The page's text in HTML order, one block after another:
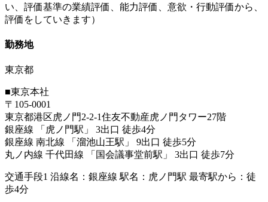
い、評価基準の業績評価、能力評価、意欲・行動評価から、
評価をしていきます）
勤務地
東京都
■東京本社
〒105-0001
東京都港区虎ノ門2-2-1住友不動産虎ノ門タワー27階
銀座線 「虎ノ門駅」 3出口 徒歩4分
銀座線 南北線 「溜池山王駅」 9出口 徒歩5分
丸ノ内線 千代田線 「国会議事堂前駅」 3出口 徒歩7分
交通手段1 沿線名：銀座線 駅名：虎ノ門駅 最寄駅から：徒
歩4分